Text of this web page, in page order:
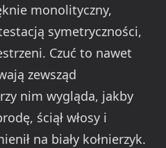
monolityczny,
symetryczności,
Czuć to nawet
zewsząd
nim wygląda, jakby
ściął włosy i
na biały kołnierzyk.